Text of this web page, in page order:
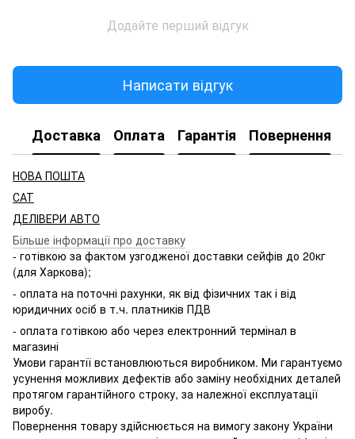
Додайте перший відгук
Написати відгук
Доставка Оплата Гарантія Повернення
НОВА ПОШТА
САТ
ДЕЛІВЕРИ АВТО
Більше інформації про доставку
- готівкою за фактом узгодженої доставки сейфів до 20кг
(для Харкова);
- оплата на поточні рахунки, як від фізичних так і від
юридичних осіб в т.ч. платників ПДВ
- оплата готівкою або через електронний термінал в
магазині
Умови гарантії встановлюються виробником. Ми гарантуємо
усунення можливих дефектів або заміну необхідних деталей
протягом гарантійного строку, за належної експлуатації
виробу.
Повернення товару здійснюється на вимогу закону України